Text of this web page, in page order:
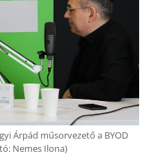
Árpád műsorvezető a BYOD
Nemes Ilona)